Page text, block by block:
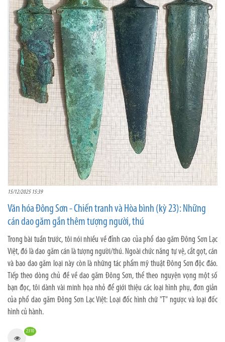
15/12/2025 15:39
Văn hóa Đông Sơn - Chiến tranh và Hòa bình (kỳ 23): Những
cán dao găm gắn thêm tượng người, thú
Trong bài tuần trước, tôi nói nhiều về đỉnh cao của phổ dao găm Đông Sơn Lạc
Việt, đó là dao găm cán là tượng người/thú. Ngoài chức năng tự vệ, cắt gọt, cán
và bao dao găm loại này còn là những tác phẩm mỹ thuật Đông Sơn độc đáo.
Tiếp theo dòng chủ đề về dao găm Đông Sơn, thể theo nguyện vọng một số
bạn đọc, tôi dành vài minh họa nhỏ để giới thiệu các loại hình phụ, đơn giản
của phổ dao găm Đông Sơn Lạc Việt: Loại đốc hình chữ "T" ngược và loại đốc
hình củ hành.
2310